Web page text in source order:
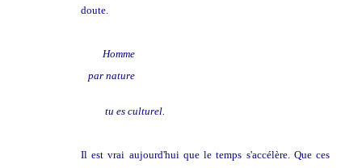
doute.
Homme
par nature
tu es culturel.
Il est vrai aujourd'hui que le temps s'accélère. Que ces